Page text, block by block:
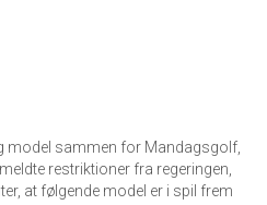
model sammen for Mandagsgolf,
restriktioner fra regeringen,
at følgende model er i spil frem